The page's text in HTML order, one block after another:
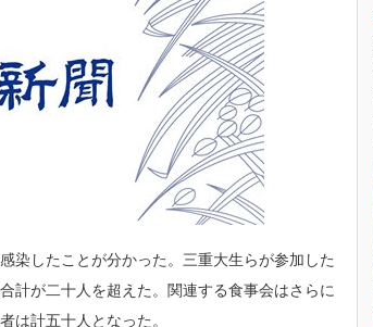
染したことが分かった。三重大生らが参加した
計が二十人を超えた。関連する食事会はさらに
は計五十人となった。